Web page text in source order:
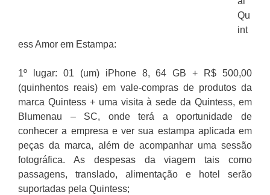
Qu
int
ess Amor em Estampa:
1º lugar: 01 (um) iPhone 8, 64 GB + R$ 500,00
(quinhentos reais) em vale-compras de produtos da
marca Quintess + uma visita à sede da Quintess, em
Blumenau – SC, onde terá a oportunidade de
conhecer a empresa e ver sua estampa aplicada em
peças da marca, além de acompanhar uma sessão
fotográfica. As despesas da viagem tais como
passagens, translado, alimentação e hotel serão
suportadas pela Quintess;